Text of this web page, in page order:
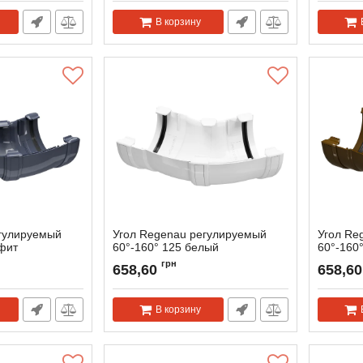
В корзину
Угол Regenau регулируемый
60°-160° 125 белый
118949
658,60 грн
В корзину
Угол
60°-
658,60